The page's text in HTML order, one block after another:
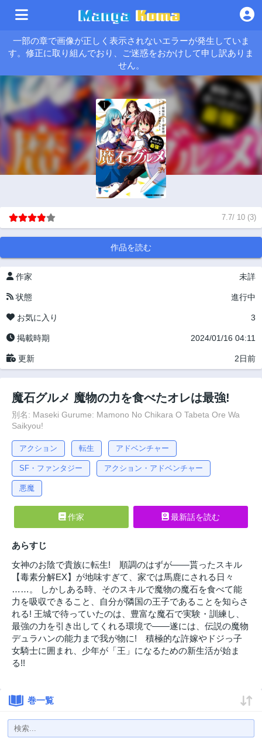
一部の章で画像が正しく表示されないエラーが発生していま
す。修正に取り組んでおり、ご迷惑をおかけして申し訳ありま
せん。
7.7/ 10 (3)
作品を読む
作家 未詳
状態 進行中
お気に入り 3
掲載時期 2024/01/16 04:11
更新 2日前
魔石グルメ 魔物の力を食べたオレは最強!
別名: Maseki Gurume: Mamono No Chikara O Tabeta Ore Wa
Saikyou!
アクション 転生 アドベンチャー
SF・ファンタジー アクション・アドベンチャー
悪魔
作家 最新話を読む
あらすじ
女神のお陰で貴族に転生! 順調のはずが――貰ったスキル
【毒素分解EX】が地味すぎて、家では馬鹿にされる日々
……。 しかしある時、そのスキルで魔物の魔石を食べて能
力を吸収できること、自分が隣国の王子であることを知らさ
れる! 王城で待っていたのは、豊富な魔石で実験・訓練し、
最強の力を引き出してくれる環境で――遂には、伝説の魔物
デュラハンの能力まで我が物に! 積極的な許嫁やドジっ子
女騎士に囲まれ、少年が「王」になるための新生活が始ま
る!!
巻一覧